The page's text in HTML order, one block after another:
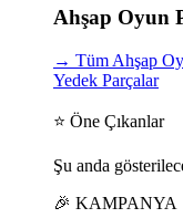
Ahşap Oyun
→ Tüm Ahşap
Yedek Parçalar
⭐ Öne Çıkanlar
Şu anda
🎉 KAMPANYA